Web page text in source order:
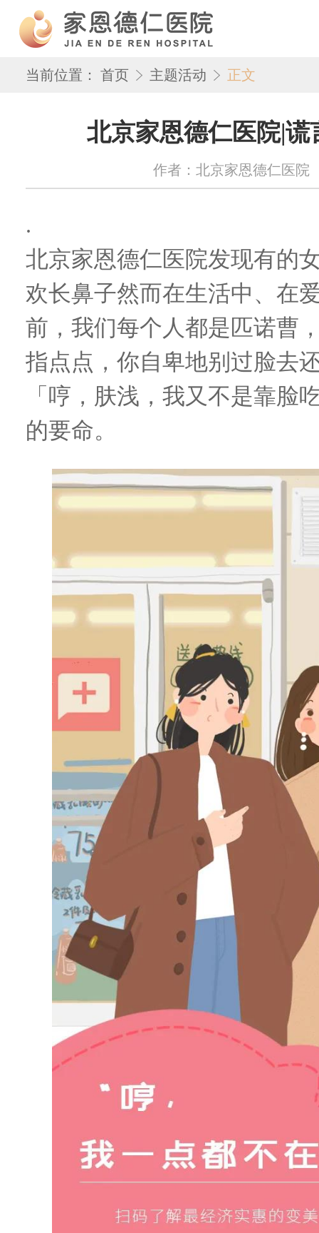
当前位置： 首页 主题活动 正文
北京家恩德仁医院|
作者：北京家恩德仁医院
.
北京家恩德仁医院发现有的
欢长鼻子然而在生活中、 在
前 ， 我们每个人都是匹诺曹
指点点 ， 你自卑地别过脸去
「哼，肤浅，我又不是靠脸
的要命。